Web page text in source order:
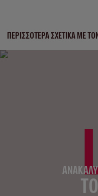
ΠΕΡΙΣΣΌΤΕΡΑ ΣΧΕΤΙΚΆ ΜΕ